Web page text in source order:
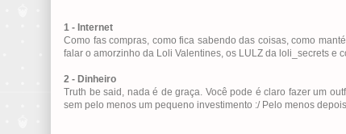
1 - Internet
Como fas compras, como fica sabendo das coisas, como
falar o amorzinho da Loli Valentines, os LULZ da loli_secrets e
2 - Dinheiro
Truth be said, nada é de graça. Você pode é claro fazer um
sem pelo menos um pequeno investimento :/ Pelo menos